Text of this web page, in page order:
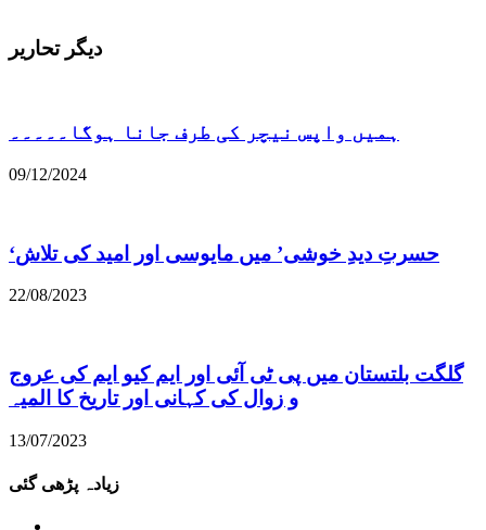
دیگر تحاریر
ہمیں واپس نیچر کی طرف جانا ہوگا۔۔۔۔۔
09/12/2024
22/08/2023
گلگت بلتستان میں پی ٹی آئی اور ایم کیو ایم کی عروج
و زوال کی کہانی اور تاریخ کا المیہ
13/07/2023
زیادہ پڑھی گئی